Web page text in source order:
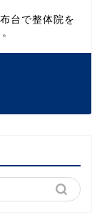
台で整体院を